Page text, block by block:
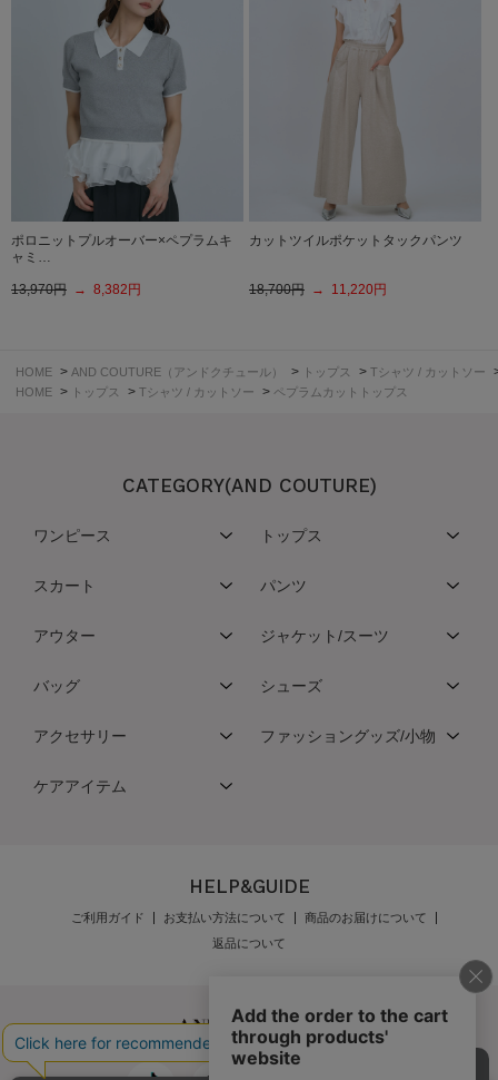
ポロニットプルオーバー×ペプラムキ
ャミ…
13,970円 → 8,382円
カットツイルポケットタックパンツ
18,700円 → 11,220円
HOME > AND COUTURE（アンドクチュール） > トップス > Tシャツ / カットソー
HOME > トップス > Tシャツ / カットソー > ペプラムカットトップス
CATEGORY(AND COUTURE)
ワンピース トップス
スカート パンツ
アウター ジャケット/スーツ
バッグ シューズ
アクセサリー ファッショングッズ/小物
ケアアイテム
HELP&GUIDE
ご利用ガイド お支払い方法について
商品のお届けについて
返品について